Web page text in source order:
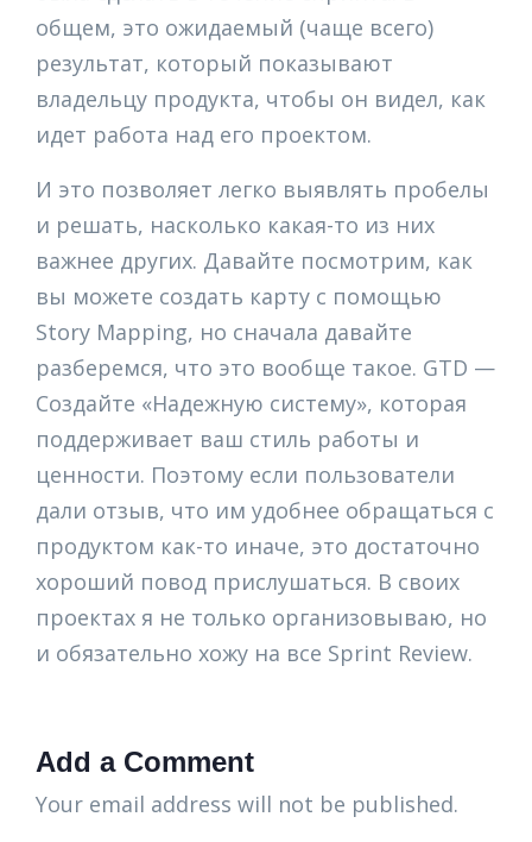
общем, это ожидаемый (чаще всего)
результат, который показывают
владельцу продукта, чтобы он видел, как
идет работа над его проектом.
И это позволяет легко выявлять пробелы
и решать, насколько какая-то из них
важнее других. Давайте посмотрим, как
вы можете создать карту с помощью
Story Mapping, но сначала давайте
разберемся, что это вообще такое. GTD —
Создайте «Надежную систему», которая
поддерживает ваш стиль работы и
ценности. Поэтому если пользователи
дали отзыв, что им удобнее обращаться с
продуктом как-то иначе, это достаточно
хороший повод прислушаться. В своих
проектах я не только организовываю, но
и обязательно хожу на все Sprint Review.
Add a Comment
Your email address will not be published.